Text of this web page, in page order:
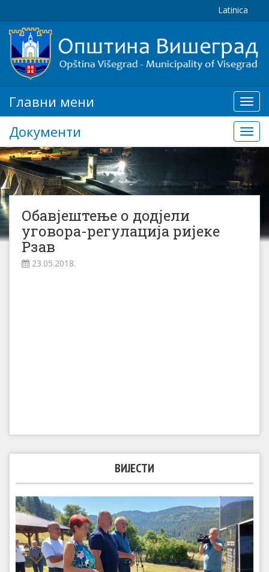
Latinica
мени
Главни мени
Документи
Обавјештење о додјели
уговора-регулација ријеке
Рзав
23.05.2018.
ВИЈЕСТИ